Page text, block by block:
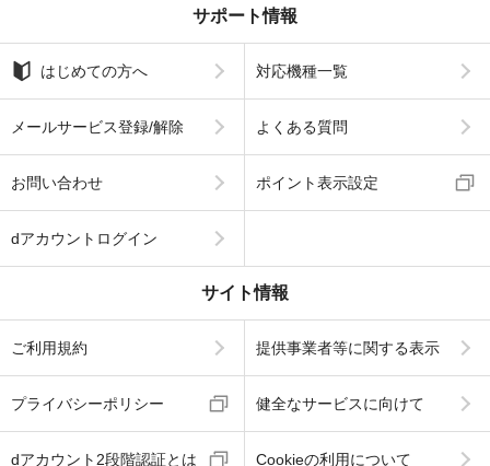
サポート情報
はじめての方へ 対応機種一覧
メールサービス登録/解除 よくある質問
お問い合わせ ポイント表示設定
dアカウントログイン
サイト情報
ご利用規約 提供事業者等に関する表示
プライバシーポリシー 健全なサービスに向けて
dアカウント2段階認証とは Cookieの利用について